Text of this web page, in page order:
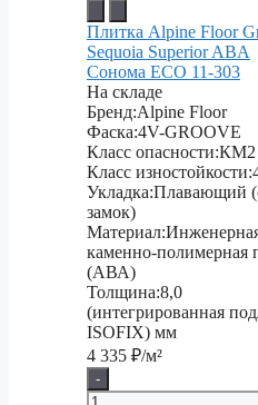
Плитка Alpine Floor
Sequoia Superior ABA
Сонома ECO 11-303
На складе
Бренд:Alpine Floor
Фаска:4V-GROOVE
Класс опасности:КМ2
Класс изностойкости:
Укладка:Плавающий
замок)
Материал:
каменно-полимерная
(АВА)
Толщина:8,0
(интегрированная
ISOFIX) мм
4 335 ₽/м²
-